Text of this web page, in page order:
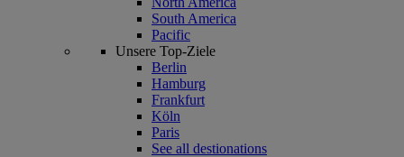
South America
Pacific
Unsere Top-Ziele
Berlin
Hamburg
Frankfurt
Köln
Paris
See all destionations